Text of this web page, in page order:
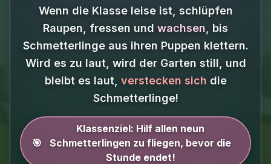
Wenn die Klasse leise ist, schlüpfen
Raupen, fressen und wachsen , bis
Schmetterlinge aus ihren Puppen klettern.
Wird es zu laut, wird der Garten still, und
bleibt es laut, verstecken sich die
Schmetterlinge!
🎯
Klassenziel: Hilf allen neun
Schmetterlingen zu fliegen, bevor die
Stunde endet!